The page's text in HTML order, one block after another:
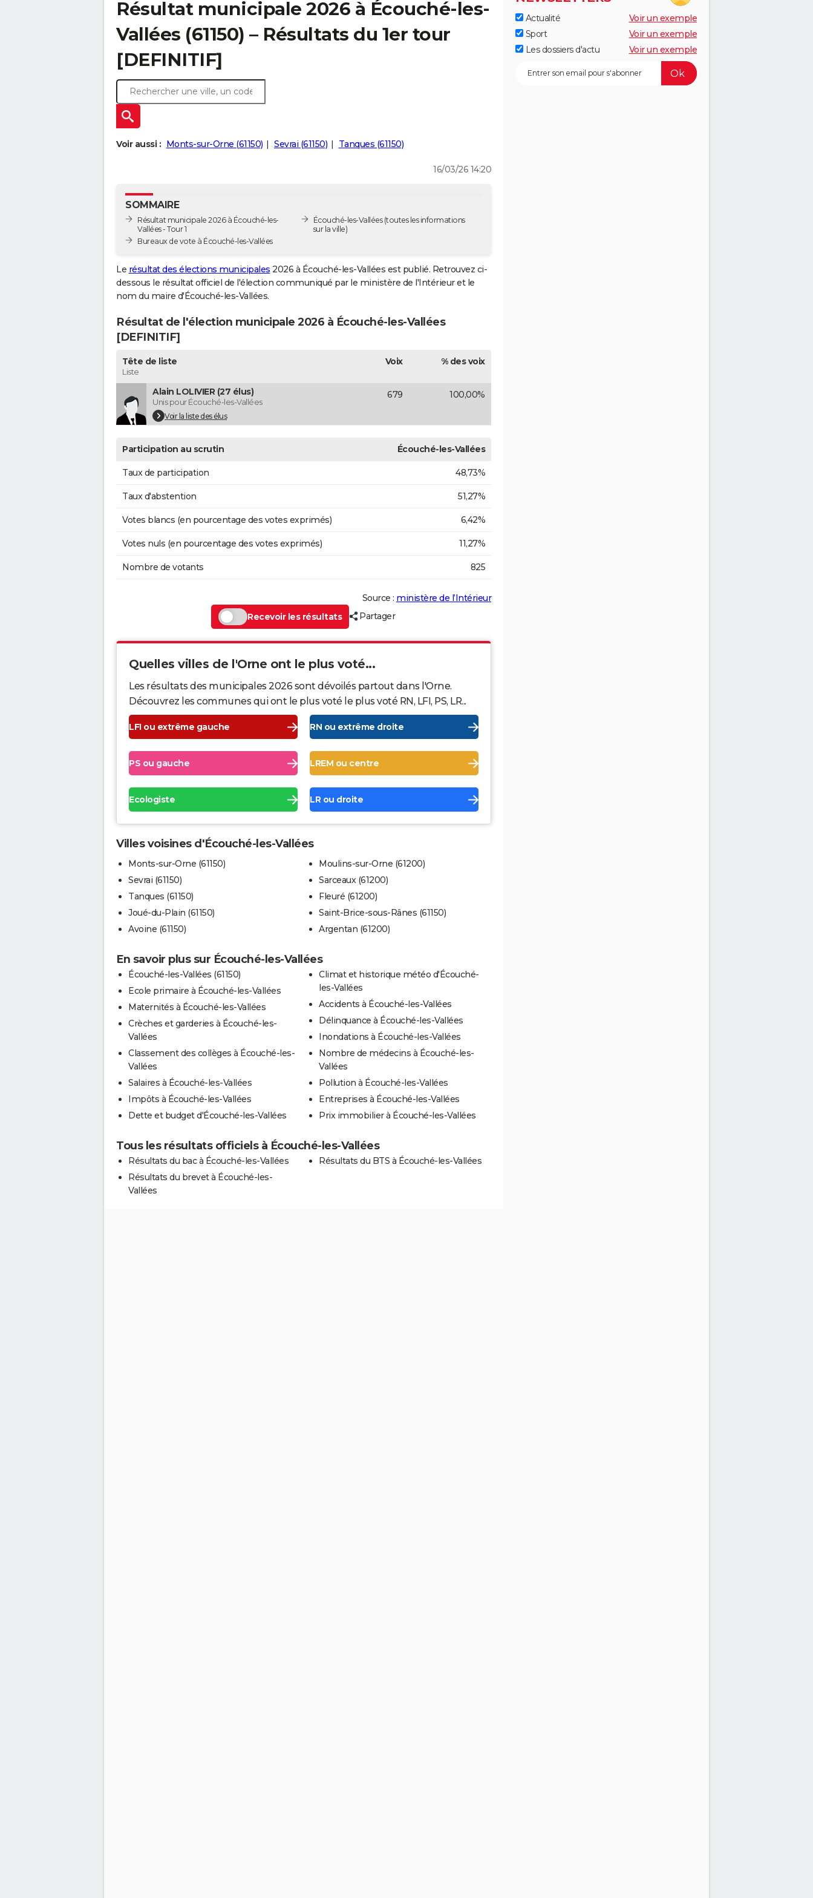
Résultat municipale 2026 à Écouché-les-
Vallées (61150) – Résultats du 1er tour
[DEFINITIF]
Voir aussi : Monts-sur-Orne (61150) Sevrai (61150) Tanques (61150)
16/03/26 14:20
SOMMAIRE
Résultat municipale 2026 à Écouché-les-
Vallées - Tour 1
Bureaux de vote à Écouché-les-Vallées
Écouché-les-Vallées(toutes les informations
sur la ville)
Le résultat des élections municipales 2026 à Écouché-les-Vallées est publié. Retrouvez ci-
dessous le résultat officiel de l'élection communiqué par le ministère de l'Intérieur et le
nom du maire d'Écouché-les-Vallées.
Résultat de l'élection municipale 2026 à Écouché-les-Vallées
[DEFINITIF]
Tête de liste
Liste
Voix % des voix
Alain LOLIVIER (27 élus)
Unis pour Écouché-les-Vallées
Voir la liste des élus
679 100,00%
Participation au scrutin Écouché-les-Vallées
Taux de participation 48,73%
Taux d'abstention 51,27%
Votes blancs (en pourcentage des votes exprimés) 6,42%
Votes nuls (en pourcentage des votes exprimés) 11,27%
Nombre de votants 825
Source : ministère de l’Intérieur
Recevoir les résultats
Partager
Quelles villes de l'Orne ont le plus voté...
Les résultats des municipales 2026 sont dévoilés partout dans l'Orne.
Découvrez les communes qui ont le plus voté le plus voté RN, LFI, PS, LR...
LFI ou extrême gauche RN ou extrême droite
PS ou gauche LREM ou centre
Ecologiste LR ou droite
Villes voisines d'Écouché-les-Vallées
Monts-sur-Orne (61150)
Sevrai (61150)
Tanques (61150)
Joué-du-Plain (61150)
Avoine (61150)
Moulins-sur-Orne (61200)
Sarceaux (61200)
Fleuré (61200)
Saint-Brice-sous-Rânes (61150)
Argentan (61200)
En savoir plus sur Écouché-les-Vallées
Écouché-les-Vallées (61150)
Ecole primaire à Écouché-les-Vallées
Maternités à Écouché-les-Vallées
Crèches et garderies à Écouché-les-
Vallées
Classement des collèges à Écouché-les-
Vallées
Salaires à Écouché-les-Vallées
Impôts à Écouché-les-Vallées
Dette et budget d'Écouché-les-Vallées
Climat et historique météo d'Écouché-
les-Vallées
Accidents à Écouché-les-Vallées
Délinquance à Écouché-les-Vallées
Inondations à Écouché-les-Vallées
Nombre de médecins à Écouché-les-
Vallées
Pollution à Écouché-les-Vallées
Entreprises à Écouché-les-Vallées
Prix immobilier à Écouché-les-Vallées
Tous les résultats officiels à Écouché-les-Vallées
Résultats du bac à Écouché-les-Vallées
Résultats du brevet à Écouché-les-
Vallées
Résultats du BTS à Écouché-les-Vallées
Actualité
Voir un exemple
Sport
Voir un exemple
Les dossiers d'actu
Voir un exemple